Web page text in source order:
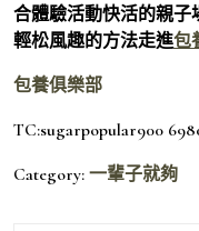
合體驗活動快活的親子
輕松風趣的方法走進包
包養俱樂部
TC:sugarpopular900
Category: 一輩子就夠